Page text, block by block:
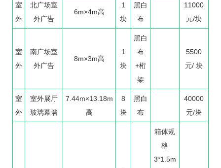
室
外
北广场室
外广告
6m×4m高
1
块
黑白
布
11000
元/块
室
外
南广场室
外广告
8m×3m高
1
块
黑白
布
+桁
架
5500
元/ 块
室
外
室外展厅
玻璃幕墙
7.44m×13.18m
高
8
块
黑白
布
40000
元/块
箱体规
格
3*1.5m